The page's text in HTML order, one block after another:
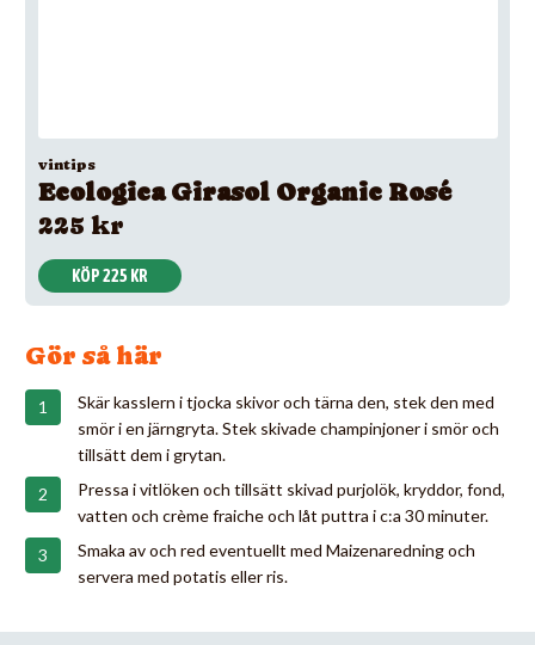
vintips
Ecologica Girasol Organic Rosé
225 kr
KÖP 225 KR
Gör så här
Skär kasslern i tjocka skivor och tärna den, stek den med
smör i en järngryta. Stek skivade champinjoner i smör och
tillsätt dem i grytan.
Pressa i vitlöken och tillsätt skivad purjolök, kryddor, fond,
vatten och crème fraiche och låt puttra i c:a 30 minuter.
Smaka av och red eventuellt med Maizenaredning och
servera med potatis eller ris.